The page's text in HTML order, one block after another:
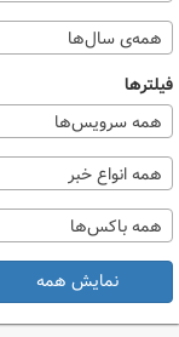
همه‌ی سال‌ها
فیلترها
همه سرویس‌ها
همه انواع خبر
همه باکس‌ها
نمایش همه